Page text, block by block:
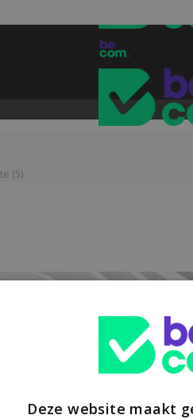
(5)
Deze website maakt